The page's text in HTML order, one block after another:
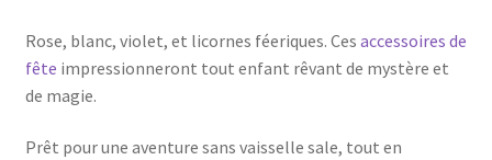
Rose, blanc, violet, et licornes féeriques. Ces accessoires de
fête impressionneront tout enfant rêvant de mystère et
de magie.
Prêt pour une aventure sans vaisselle sale, tout en